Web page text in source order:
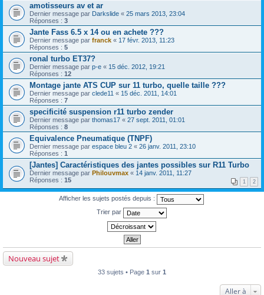
amotisseurs av et ar
Dernier message par Darkslide « 25 mars 2013, 23:04
Réponses : 3
Jante Fass 6.5 x 14 ou en achete ???
Dernier message par franck « 17 févr. 2013, 11:23
Réponses : 5
ronal turbo ET37?
Dernier message par p-e « 15 déc. 2012, 19:21
Réponses : 12
Montage jante ATS CUP sur 11 turbo, quelle taille ???
Dernier message par clede11 « 15 déc. 2011, 14:01
Réponses : 7
specificité suspension r11 turbo zender
Dernier message par thomas17 « 27 sept. 2011, 01:01
Réponses : 8
Equivalence Pneumatique (TNPF)
Dernier message par espace bleu 2 « 26 janv. 2011, 23:10
Réponses : 1
[Jantes] Caractéristiques des jantes possibles sur R11 Turbo
Dernier message par Philouvmax « 14 janv. 2011, 11:27
Réponses : 15 1 2
Afficher les sujets postés depuis :
Trier par
Nouveau sujet
33 sujets • Page 1 sur 1
Aller à